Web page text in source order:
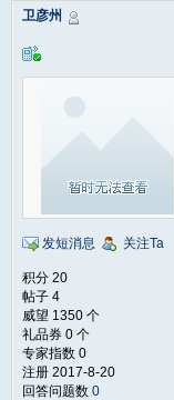
卫彦州
发短消息 关注Ta
积分 20
帖子 4
威望 1350 个
礼品券 0 个
专家指数 0
注册 2017-8-20
回答问题数 0